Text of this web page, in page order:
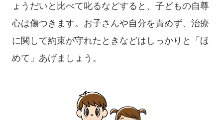
ょうだいと比べて叱るなどすると、子どもの自尊
心は傷つきます。お子さんや自分を責めず、治療
に関して約束が守れたときなどはしっかりと「ほ
めて」あげましょう。